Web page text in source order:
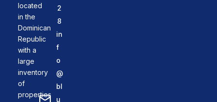
located
in the
Dominican
Republic
with a
large
inventory
of
properties
2
8
in
f
o
@
bl
u